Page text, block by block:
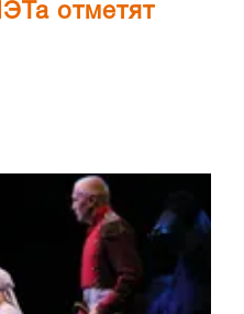
отметят